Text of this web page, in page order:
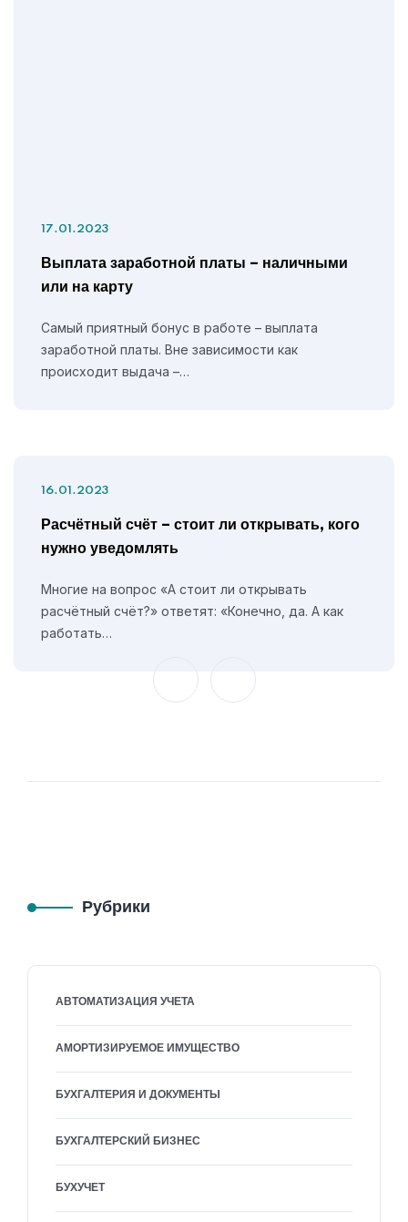
17.01.2023
Выплата заработной платы – наличными
или на карту
Самый приятный бонус в работе – выплата
заработной платы. Вне зависимости как
происходит выдача –…
16.01.2023
Расчётный счёт – стоит ли открывать, кого
нужно уведомлять
Многие на вопрос «А стоит ли открывать
расчётный счёт?» ответят: «Конечно, да. А как
работать…
Рубрики
АВТОМАТИЗАЦИЯ УЧЕТА
АМОРТИЗИРУЕМОЕ ИМУЩЕСТВО
БУХГАЛТЕРИЯ И ДОКУМЕНТЫ
БУХГАЛТЕРСКИЙ БИЗНЕС
БУХУЧЕТ